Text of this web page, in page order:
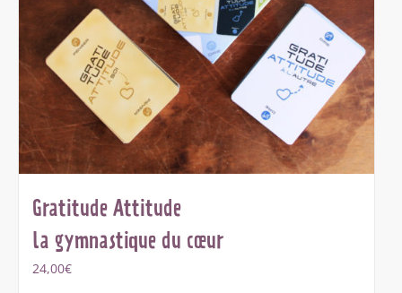
Gratitude Attitude
la gymnastique du cœur
24,00€